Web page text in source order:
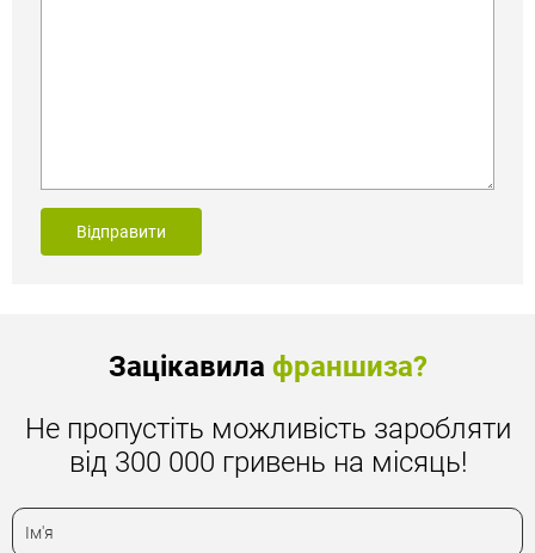
Відправити
Зацікавила франшиза?
Не пропустіть можливість заробляти
від 300 000 гривень на місяць!